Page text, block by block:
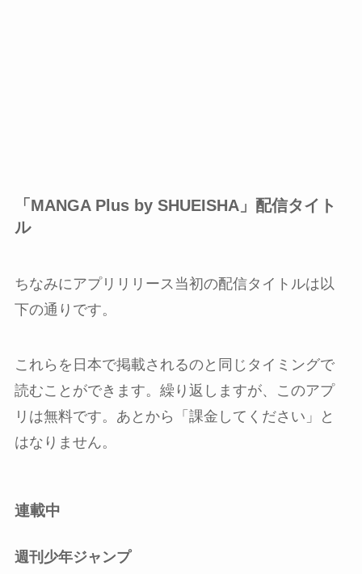
「MANGA Plus by SHUEISHA」配信タイト
ル
ちなみにアプリリリース当初の配信タイトルは以
下の通りです。
これらを日本で掲載されるのと同じタイミングで
読むことができます。繰り返しますが、このアプ
リは無料です。あとから「課金してください」と
はなりません。
連載中
週刊少年ジャンプ